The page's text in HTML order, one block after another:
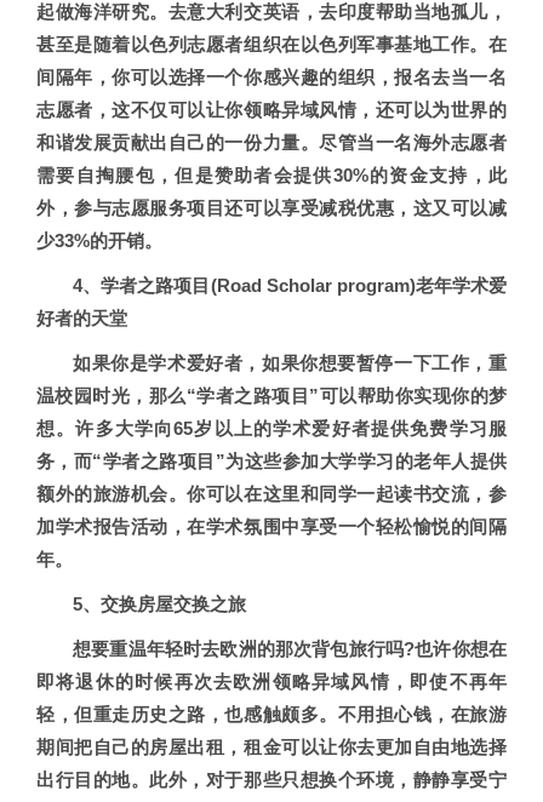
起做海洋研究。去意大利交英语，去印度帮助当地孤儿，
甚至是随着以色列志愿者组织在以色列军事基地工作。在
间隔年，你可以选择一个你感兴趣的组织，报名去当一名
志愿者，这不仅可以让你领略异域风情，还可以为世界的
和谐发展贡献出自己的一份力量。尽管当一名海外志愿者
需要自掏腰包，但是赞助者会提供30%的资金支持，此
外，参与志愿服务项目还可以享受减税优惠，这又可以减
少33%的开销。
4、学者之路项目(Road Scholar program)老年学术爱
好者的天堂
如果你是学术爱好者，如果你想要暂停一下工作，重
温校园时光，那么“学者之路项目”可以帮助你实现你的梦
想。许多大学向65岁以上的学术爱好者提供免费学习服
务，而“学者之路项目”为这些参加大学学习的老年人提供
额外的旅游机会。你可以在这里和同学一起读书交流，参
加学术报告活动，在学术氛围中享受一个轻松愉悦的间隔
年。
5、交换房屋交换之旅
想要重温年轻时去欧洲的那次背包旅行吗?也许你想在
即将退休的时候再次去欧洲领略异域风情，即使不再年
轻，但重走历史之路，也感触颇多。不用担心钱，在旅游
期间把自己的房屋出租，租金可以让你去更加自由地选择
出行目的地。此外，对于那些只想换个环境，静静享受宁